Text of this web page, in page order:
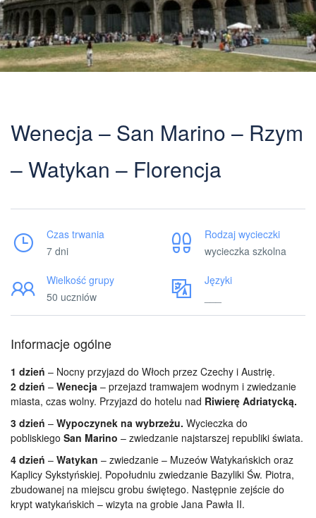
Wenecja – San Marino – Rzym
– Watykan – Florencja
Czas trwania
7 dni
Rodzaj wycieczki
wycieczka szkolna
Wielkość grupy
50 uczniów
Języki
Informacje ogólne
1 dzień – Nocny przyjazd do Włoch przez Czechy i Austrię.
2 dzień – Wenecja – przejazd tramwajem wodnym i zwiedzanie
miasta, czas wolny. Przyjazd do hotelu nad Riwierę Adriatycką.
3 dzień – Wypoczynek na wybrzeżu. Wycieczka do
pobliskiego San Marino – zwiedzanie najstarszej republiki świata.
4 dzień – Watykan – zwiedzanie – Muzeów Watykańskich oraz
Kaplicy Sykstyńskiej. Popołudniu zwiedzanie Bazyliki Św. Piotra,
zbudowanej na miejscu grobu świętego. Następnie zejście do
krypt watykańskich – wizyta na grobie Jana Pawła II.